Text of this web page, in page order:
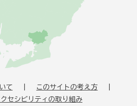
て
このサイトの考え方
セシビリティの取り組み